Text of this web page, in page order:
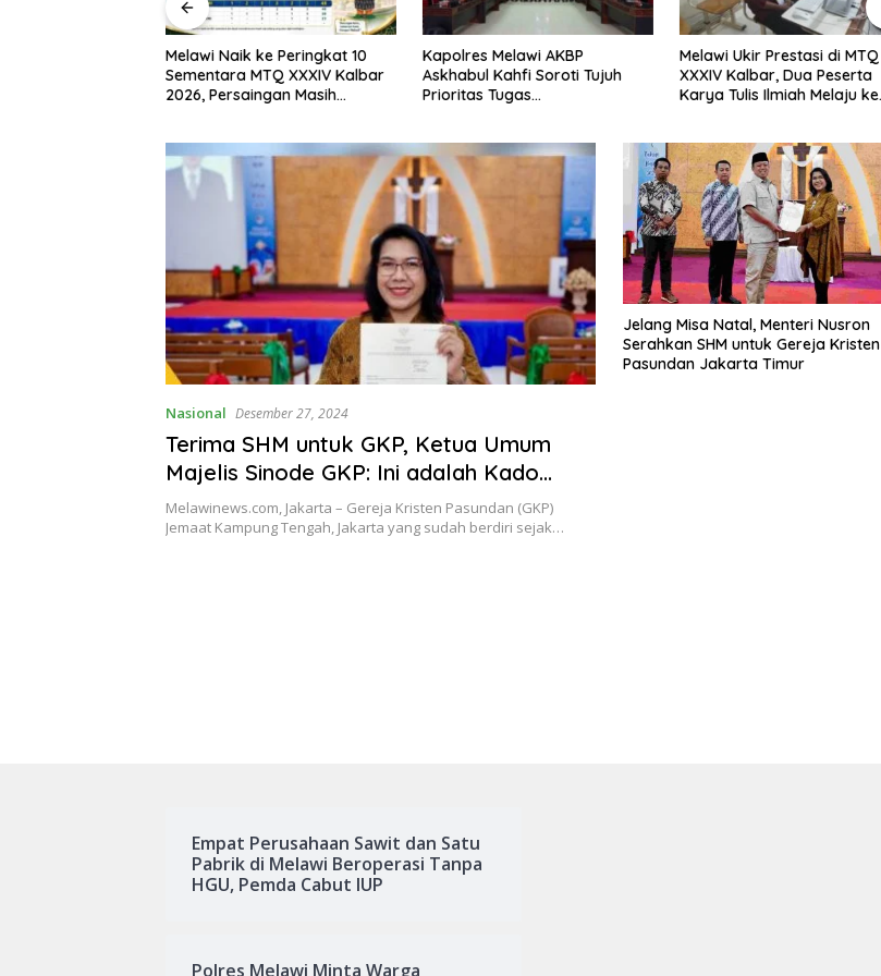
Melawi Naik ke Peringkat 10
Sementara MTQ XXXIV Kalbar
2026, Persaingan Masih
Kapolres Melawi AKBP
Askhabul Kahfi Soroti Tujuh
Prioritas Tugas
Melawi Ukir Prestasi di MTQ
XXXIV Kalbar, Dua Peserta
Karya Tulis Ilmiah Melaju ke
Nasional Desember 27, 2024
Terima SHM untuk GKP, Ketua Umum
Majelis Sinode GKP: Ini adalah Kado
Natal bagi Jemaat
Melawinews.com, Jakarta – Gereja Kristen Pasundan (GKP)
Jemaat Kampung Tengah, Jakarta yang sudah berdiri sejak…
Jelang Misa Natal, Menteri Nusron
Serahkan SHM untuk Gereja Kristen
Pasundan Jakarta Timur
Empat Perusahaan Sawit dan Satu
Pabrik di Melawi Beroperasi Tanpa
HGU, Pemda Cabut IUP
Polres Melawi Minta Warga